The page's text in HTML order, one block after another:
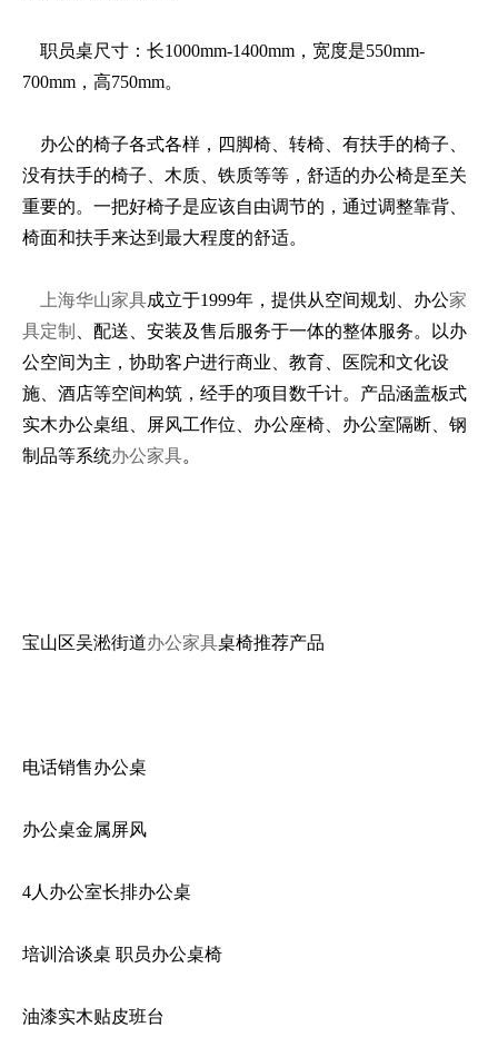
职员桌尺寸：长1000mm-1400mm，宽度是550mm-
700mm，高750mm。
办公的椅子各式各样，四脚椅、转椅、有扶手的椅子、
没有扶手的椅子、木质、铁质等等，舒适的办公椅是至关
重要的。一把好椅子是应该自由调节的，通过调整靠背、
椅面和扶手来达到最大程度的舒适。
上海华山家具成立于1999年，提供从空间规划、办公家
具定制
、配送、安装及售后服务于一体的整体服务。以办
公空间为主，协助客户进行商业、教育、医院和文化设
施、酒店等空间构筑，经手的项目数千计。产品涵盖板式
实木办公桌组、屏风工作位、办公座椅、办公室隔断、钢
制品等系统办公家具。
宝山区吴淞街道办公家具桌椅推荐产品
电话销售办公桌
办公桌金属屏风
4人办公室长排办公桌
培训洽谈桌 职员办公桌椅
油漆实木贴皮班台